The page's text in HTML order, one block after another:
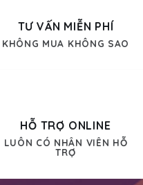
TƯ VẤN MIỄN PHÍ
KHÔNG MUA KHÔNG SAO
HỖ TRỢ ONLINE
LUÔN CÓ NHÂN VIÊN HỖ
TRỢ